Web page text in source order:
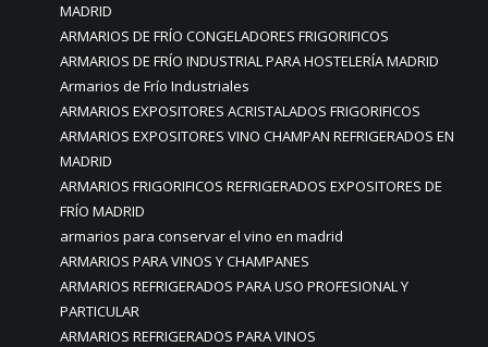
MADRID
ARMARIOS DE FRÍO CONGELADORES FRIGORIFICOS
ARMARIOS DE FRÍO INDUSTRIAL PARA HOSTELERÍA MADRID
Armarios de Frío Industriales
ARMARIOS EXPOSITORES ACRISTALADOS FRIGORIFICOS
ARMARIOS EXPOSITORES VINO CHAMPAN REFRIGERADOS EN
MADRID
ARMARIOS FRIGORIFICOS REFRIGERADOS EXPOSITORES DE
FRÍO MADRID
armarios para conservar el vino en madrid
ARMARIOS PARA VINOS Y CHAMPANES
ARMARIOS REFRIGERADOS PARA USO PROFESIONAL Y
PARTICULAR
ARMARIOS REFRIGERADOS PARA VINOS